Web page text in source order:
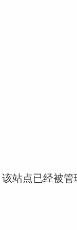
站点已经被